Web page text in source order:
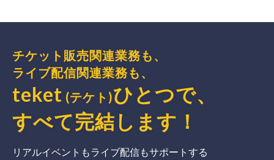
チケット販売関連業務も、
ライブ配信関連業務も、
teket (テケト)ひとつで、
すべて完結 します ！
リアルイベントもライブ配信もサポートする